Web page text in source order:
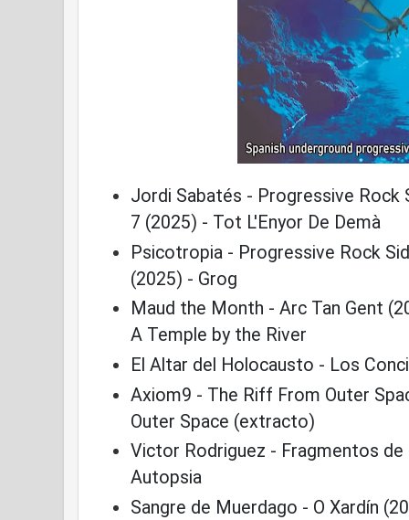
Jordi Sabatés - Progressive Rock
7 (2025) - Tot L'Enyor De Demà
Psicotropia - Progressive Rock
(2025) - Grog
Maud the Month - Arc Tan Gent
A Temple by the River
El Altar del Holocausto - Los
Axiom9 - The Riff From Outer
Outer Space (extracto)
Victor Rodriguez - Fragmentos
Autopsia
Sangre de Muerdago - O Xardín